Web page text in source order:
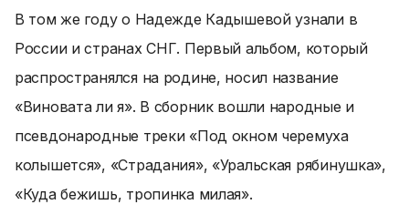
В том же году о Надежде Кадышевой узнали в
России и странах СНГ. Первый альбом, который
распространялся на родине, носил название
«Виновата ли я». В сборник вошли народные и
псевдонародные треки «Под окном черемуха
колышется», «Страдания», «Уральская рябинушка»,
«Куда бежишь, тропинка милая».